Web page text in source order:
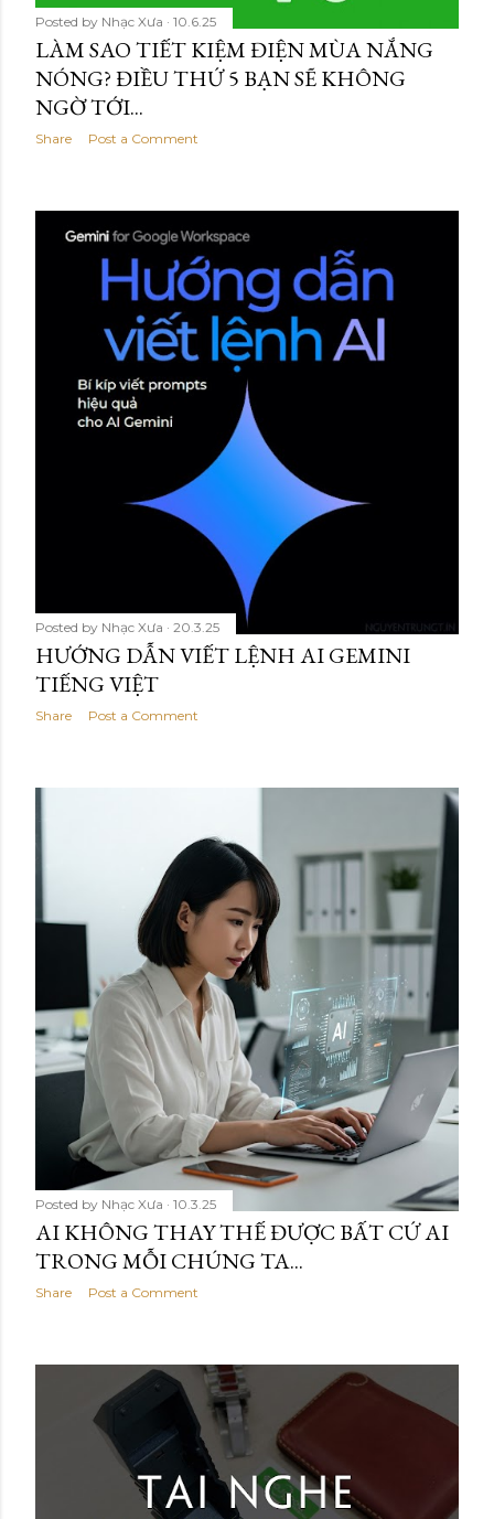
Posted by Nhạc Xưa 10.6.25
LÀM SAO TIẾT KIỆM ĐIỆN MÙA NẮNG
NÓNG? ĐIỀU THỨ 5 BẠN SẼ KHÔNG
NGỜ TỚI...
Share Post a Comment
Posted by Nhạc Xưa 20.3.25
HƯỚNG DẪN VIẾT LỆNH AI GEMINI
TIẾNG VIỆT
Share Post a Comment
Posted by Nhạc Xưa 10.3.25
AI KHÔNG THAY THẾ ĐƯỢC BẤT CỨ AI
TRONG MỖI CHÚNG TA...
Share Post a Comment